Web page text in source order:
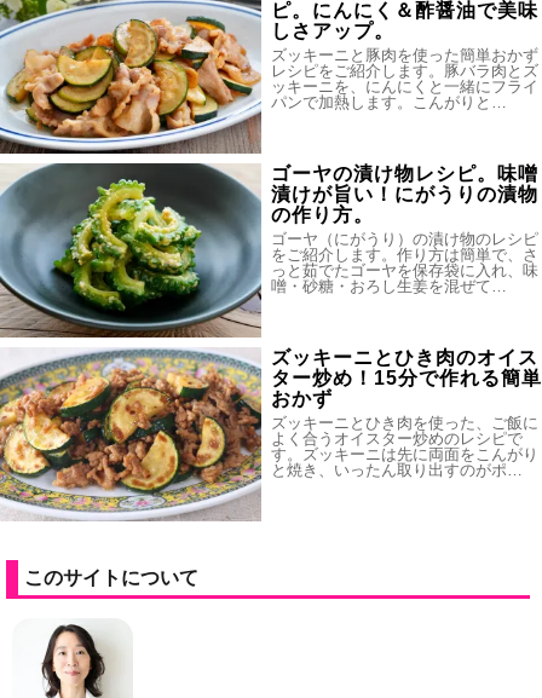
ピ。にんにく＆酢醤油で美味
しさアップ。
ズッキーニと豚肉を使った簡単おかず
レシピをご紹介します。豚バラ肉とズ
ッキーニを、にんにくと一緒にフライ
パンで加熱します。こんがりと…
ゴーヤの漬け物レシピ。味噌
漬けが旨い！にがうりの漬物
の作り方。
ゴーヤ（にがうり）の漬け物のレシピ
をご紹介します。作り方は簡単で、さ
っと茹でたゴーヤを保存袋に入れ、味
噌・砂糖・おろし生姜を混ぜて…
ズッキーニとひき肉のオイス
ター炒め！15分で作れる簡単
おかず
ズッキーニとひき肉を使った、ご飯に
よく合うオイスター炒めのレシピで
す。ズッキーニは先に両面をこんがり
と焼き、いったん取り出すのがポ…
このサイトについて